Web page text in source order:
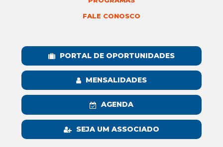
FALE CONOSCO
PORTAL DE OPORTUNIDADES
MENSALIDADES
AGENDA
SEJA UM ASSOCIADO